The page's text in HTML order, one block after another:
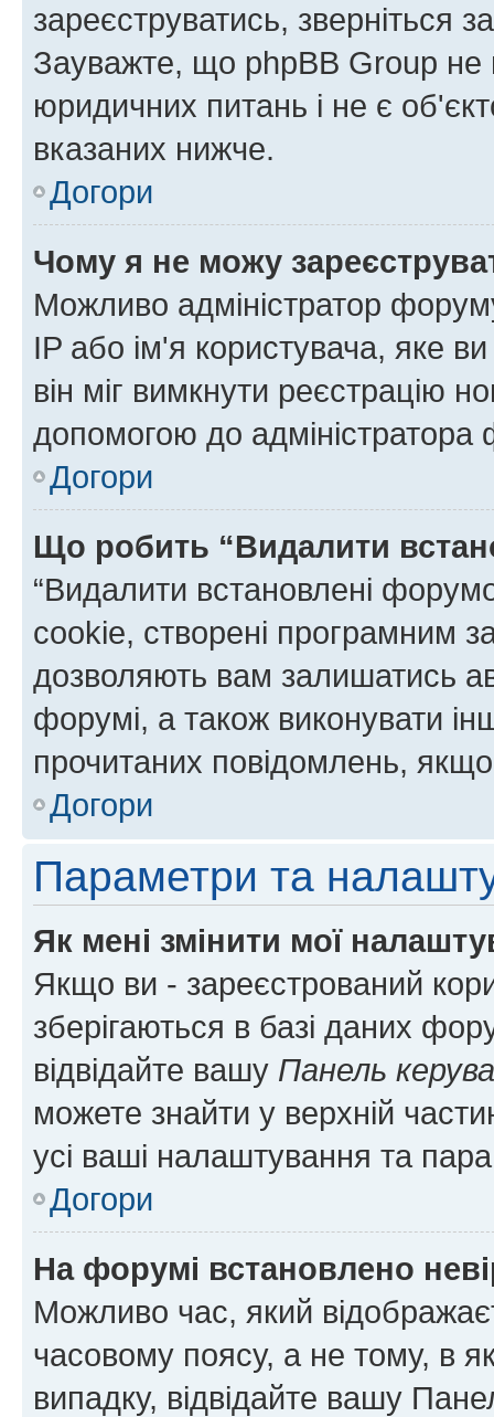
зареєструватись, зверніться
Зауважте, що phpBB Group не
юридичних питань і не є
вказаних нижче.
Догори
Чому я не можу
Можливо адміністратор
IP або ім'я користувача, яке
він міг вимкнути реєстрацію
допомогою до адміністратора
Догори
Що робить “Видалити
“Видалити встановлені
cookie, створені програмним
дозволяють вам залишатись
форумі, а також виконувати
прочитаних повідомлень,
Догори
Параметри та
Як мені змінити мої
Якщо ви - зареєстрований
зберігаються в базі даних
відвідайте вашу Панель
можете знайти у верхній
усі ваші налаштування та
Догори
На форумі встановлено
Можливо час, який
часовому поясу, а не тому, в
випадку, відвідайте вашу